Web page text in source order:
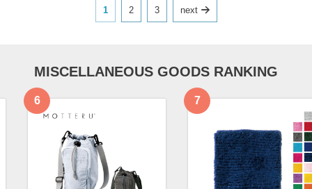
1 2 3 next
MISCELLANEOUS GOODS RANKING